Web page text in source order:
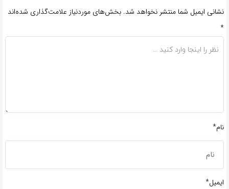
نشانی ایمیل شما منتشر نخواهد شد. بخش‌های موردنیاز علامت‌گذاری شده‌اند
*
نام*
ایمیل*